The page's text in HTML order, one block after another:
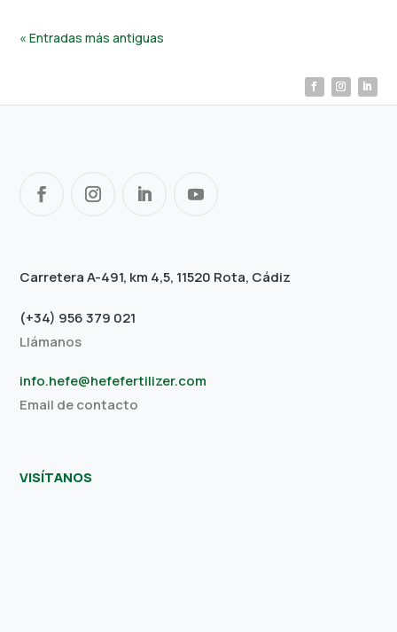
« Entradas más antiguas
Carretera A-491, km 4,5, 11520 Rota, Cádiz
(+34) 956 379 021
Llámanos
info.hefe@hefefertilizer.com
Email de contacto
VISÍTANOS